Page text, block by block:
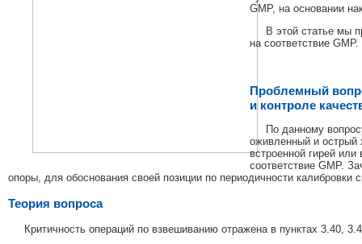
GMP, на основании
В этой статье мы
на соответствие GMP.
Проблемный
и контроле
По данному
оживленный и острый
встроенной гирей
соответствие GMP.
опоры, для обоснования своей позиции по периодичности калибровки
Теория вопроса
Критичность операций по взвешиванию отражена в пунктах 3.40,